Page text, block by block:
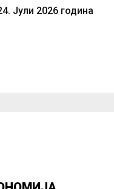
Јули 2026 година